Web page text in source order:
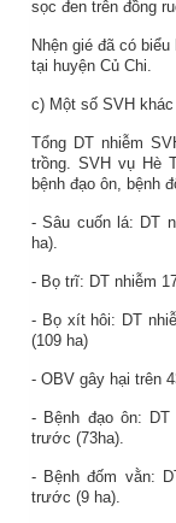
sọc đen trên đồng
Nhện gié đã có
tại huyện Củ Chi.
c) Một số SVH khác
Tổng DT nhiễm
trồng. SVH vụ Hè
bệnh đạo ôn, bệnh
- Sâu cuốn lá: DT
ha).
- Bọ trĩ: DT nhiễm
- Bọ xít hôi: DT
(109 ha)
- OBV gây hại trên
- Bệnh đạo ôn:
trước (73ha).
- Bệnh đốm vằn:
trước (9 ha).